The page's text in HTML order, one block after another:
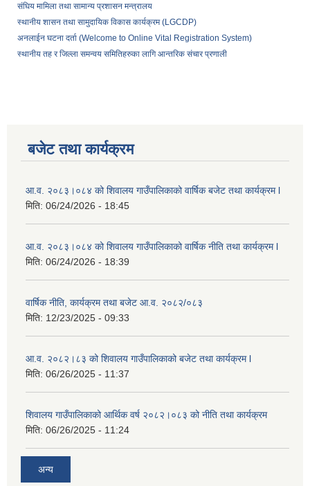
संघिय मामिला तथा सामान्य प्रशासन मन्त्रालय
स्थानीय शासन तथा सामुदायिक विकास कार्यक्रम (LGCDP)
अनलाईन घटना दर्ता (Welcome to Online Vital Registration System)
स्थानीय तह र जिल्ला समन्वय समितिहरुका लागि आन्तरिक संचार प्रणाली
बजेट तथा कार्यक्रम
आ.व. २०८३।०८४ को शिवालय गाउँपालिकाको वार्षिक बजेट तथा कार्यक्रम l
मिति: 06/24/2026 - 18:45
आ.व. २०८३।०८४ को शिवालय गाउँपालिकाको वार्षिक नीति तथा कार्यक्रम l
मिति: 06/24/2026 - 18:39
वार्षिक नीति, कार्यक्रम तथा बजेट आ.व. २०८२/०८३
मिति: 12/23/2025 - 09:33
आ.व. २०८२।८३ को शिवालय गाउँपालिकाको बजेट तथा कार्यक्रम l
मिति: 06/26/2025 - 11:37
शिवालय गाउँपालिकाको आर्थिक वर्ष २०८२।०८३ को नीति तथा कार्यक्रम
मिति: 06/26/2025 - 11:24
अन्य